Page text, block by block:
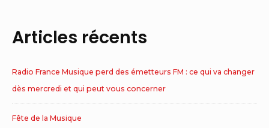
Articles récents
Radio France Musique perd des émetteurs FM : ce qui va changer
dès mercredi et qui peut vous concerner
Fête de la Musique